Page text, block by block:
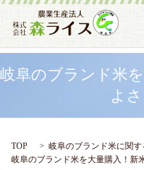
岐阜のブランド米
よ
TOP
岐阜のブランド米に関す
岐阜のブランド米を大量購入！新